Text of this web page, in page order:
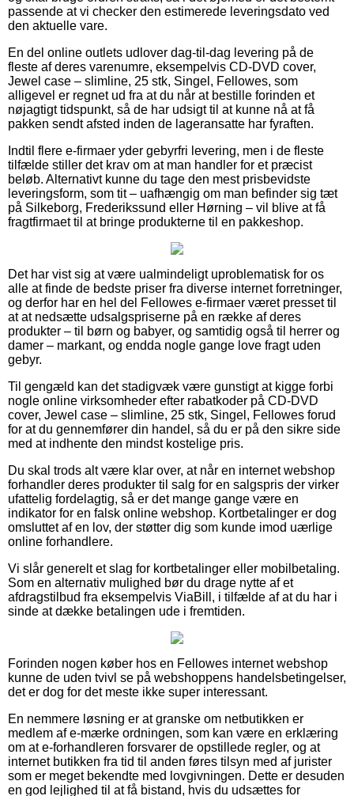
passende at vi checker den estimerede leveringsdato ved
den aktuelle vare.
En del online outlets udlover dag-til-dag levering på de
fleste af deres varenumre, eksempelvis CD-DVD cover,
Jewel case – slimline, 25 stk, Singel, Fellowes, som
alligevel er regnet ud fra at du når at bestille forinden et
nøjagtigt tidspunkt, så de har udsigt til at kunne nå at få
pakken sendt afsted inden de lageransatte har fyraften.
Indtil flere e-firmaer yder gebyrfri levering, men i de fleste
tilfælde stiller det krav om at man handler for et præcist
beløb. Alternativt kunne du tage den mest prisbevidste
leveringsform, som tit – uafhængig om man befinder sig tæt
på Silkeborg, Frederikssund eller Hørning – vil blive at få
fragtfirmaet til at bringe produkterne til en pakkeshop.
Det har vist sig at være ualmindeligt uproblematisk for os
alle at finde de bedste priser fra diverse internet forretninger,
og derfor har en hel del Fellowes e-firmaer været presset til
at at nedsætte udsalgspriserne på en række af deres
produkter – til børn og babyer, og samtidig også til herrer og
damer – markant, og endda nogle gange love fragt uden
gebyr.
Til gengæld kan det stadigvæk være gunstigt at kigge forbi
nogle online virksomheder efter rabatkoder på CD-DVD
cover, Jewel case – slimline, 25 stk, Singel, Fellowes forud
for at du gennemfører din handel, så du er på den sikre side
med at indhente den mindst kostelige pris.
Du skal trods alt være klar over, at når en internet webshop
forhandler deres produkter til salg for en salgspris der virker
ufattelig fordelagtig, så er det mange gange være en
indikator for en falsk online webshop. Kortbetalinger er dog
omsluttet af en lov, der støtter dig som kunde imod uærlige
online forhandlere.
Vi slår generelt et slag for kortbetalinger eller mobilbetaling.
Som en alternativ mulighed bør du drage nytte af et
afdragstilbud fra eksempelvis ViaBill, i tilfælde af at du har i
sinde at dække betalingen ude i fremtiden.
Forinden nogen køber hos en Fellowes internet webshop
kunne de uden tvivl se på webshoppens handelsbetingelser,
det er dog for det meste ikke super interessant.
En nemmere løsning er at granske om netbutikken er
medlem af e-mærke ordningen, som kan være en erklæring
om at e-forhandleren forsvarer de opstillede regler, og at
internet butikken fra tid til anden føres tilsyn med af jurister
som er meget bekendte med lovgivningen. Dette er desuden
en god lejlighed til at få bistand, hvis du udsættes for